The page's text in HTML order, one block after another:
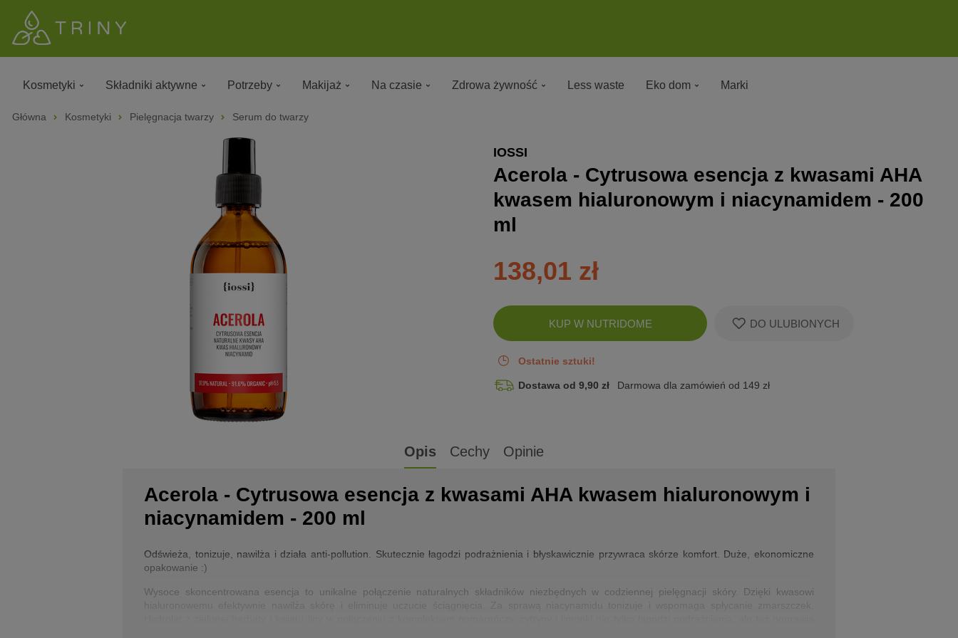
Kosmetyki Składniki aktywne Potrzeby Makijaż Na czasie Zdrowa żywność Less waste Eko dom Marki
Główna Kosmetyki Pielęgnacja twarzy Serum do twarzy
IOSSI
Acerola - Cytrusowa esencja z kwasami AHA
kwasem hialuronowym i niacynamidem - 200
ml
138,01 zł
Zobacz
koszyk
KUP W NUTRIDOME DO ULUBIONYCH
Ostatnie sztuki!
Dostawa od 9,90 zł Darmowa dla zamówień od 149 zł
Opis Cechy Opinie
Acerola - Cytrusowa esencja z kwasami AHA kwasem hialuronowym i
niacynamidem - 200 ml
Odświeża, tonizuje, nawilża i działa anti-pollution. Skutecznie łagodzi podrażnienia i błyskawicznie przywraca skórze komfort. Duże, ekonomiczne
opakowanie :)
Wysoce skoncentrowana esencja to unikalne połączenie naturalnych składników niezbędnych w codziennej pielęgnacji skóry. Dzięki kwasowi